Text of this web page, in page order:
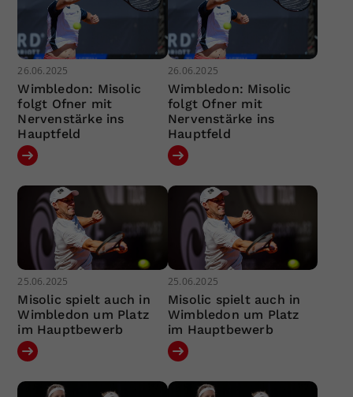
26.06.2025
Wimbledon: Misolic
folgt Ofner mit
Nervenstärke ins
Hauptfeld
26.06.2025
Wimbledon: Misolic
folgt Ofner mit
Nervenstärke ins
Hauptfeld
25.06.2025
Misolic spielt auch in
Wimbledon um Platz
im Hauptbewerb
25.06.2025
Misolic spielt auch in
Wimbledon um Platz
im Hauptbewerb